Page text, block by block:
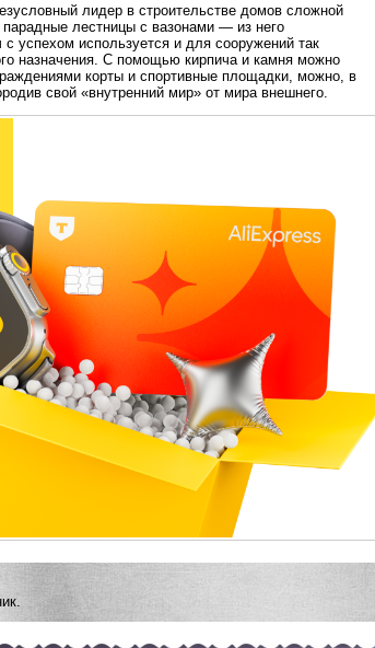
лидер в строительстве домов сложной
лестницы с вазонами — из него
успехом используется и для сооружений так
назначения. С помощью кирпича и камня можно
корты и спортивные площадки, можно, в
свой «внутренний мир» от мира внешнего.